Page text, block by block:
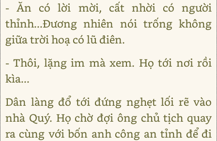
- Ăn có lời mời, cất nhời có người
thỉnh...Đương nhiên nói trống không
giữa trời hoạ có lũ điên.
- Thôi, lặng im mà xem. Họ tới nơi rồi
kìa...
Dân làng đổ tới đứng nghẹt lối rẽ vào
nhà Quý. Họ chờ đợi ông chủ tịch quay
ra cùng với bốn anh công an tỉnh để đi